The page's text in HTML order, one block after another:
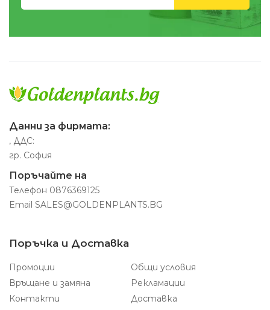
Данни за фирмата:
, ДДС:
гр. София
Поръчайте на
Телефон 0876369125
Email SALES@GOLDENPLANTS.BG
Поръчка и Доставка
Промоции
Общи условия
Връщане и замяна
Рекламации
Контакти
Доставка